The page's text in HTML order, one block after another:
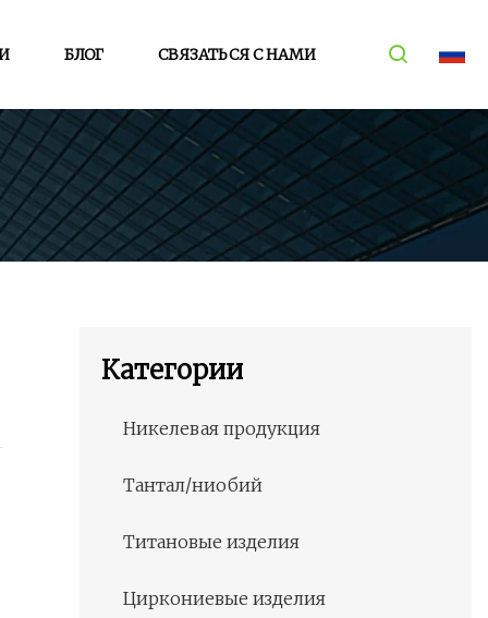
БЛОГ СВЯЗАТЬСЯ С НАМИ
Категории
Никелевая продукция
Тантал/ниобий
Титановые изделия
Циркониевые изделия